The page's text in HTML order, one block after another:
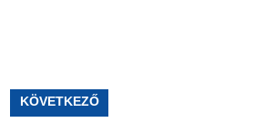
KÖVETKEZŐ